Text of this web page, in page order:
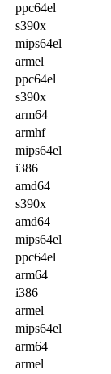
ppc64el
s390x
mips64el
armel
ppc64el
s390x
arm64
armhf
mips64el
i386
amd64
s390x
amd64
mips64el
ppc64el
arm64
i386
armel
mips64el
arm64
armel